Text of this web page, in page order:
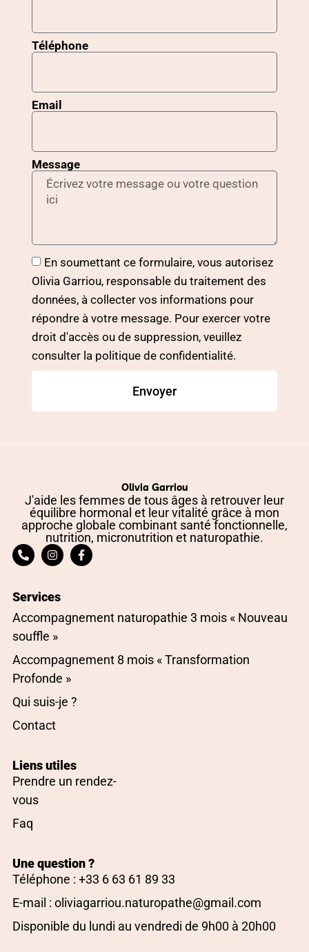
Téléphone
Email
Message
En soumettant ce formulaire, vous autorisez
Olivia Garriou, responsable du traitement des
données, à collecter vos informations pour
répondre à votre message. Pour exercer votre
droit d'accès ou de suppression, veuillez
consulter la politique de confidentialité.
Envoyer
Olivia Garriou
J'aide les femmes de tous âges à retrouver leur
équilibre hormonal et leur vitalité grâce à mon
approche globale combinant santé fonctionnelle,
nutrition, micronutrition et naturopathie.
Services
Accompagnement naturopathie 3 mois « Nouveau
souffle »
Accompagnement 8 mois « Transformation
Profonde »
Qui suis-je ?
Contact
Liens utiles
Prendre un rendez-
vous
Faq
Une question ?
Téléphone : +33 6 63 61 89 33
E-mail : oliviagarriou.naturopathe@gmail.com
Disponible du lundi au vendredi de 9h00 à 20h00